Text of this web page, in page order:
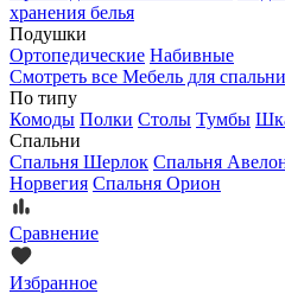
хранения белья
Подушки
Ортопедические Набивные
Смотреть все Мебель для спальни
По типу
Комоды Полки Столы Тумбы
Спальни
Спальня Шерлок Спальня
Норвегия Спальня Орион
Сравнение
Избранное